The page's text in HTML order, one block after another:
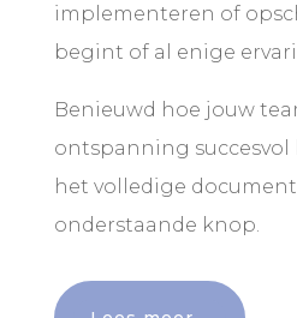
implementeren of
begint of al enige
Benieuwd hoe jouw
ontspanning succesvol
het volledige document
onderstaande knop.